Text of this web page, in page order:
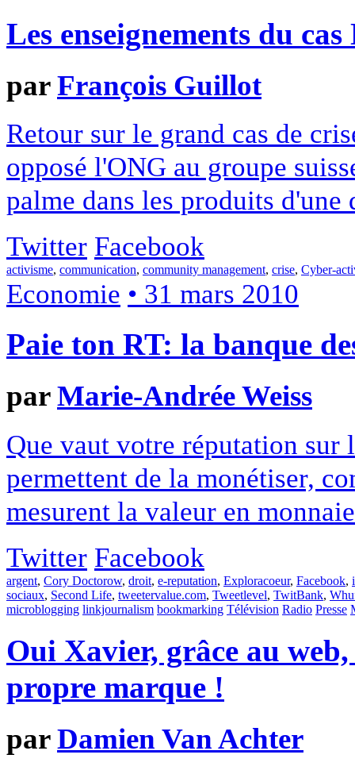
Les enseignements du
parFrançois Guillot
Retour sur le grand cas de
opposé l'ONG au groupe
palme dans les produits d'une
Twitter Facebook
activisme, communication, community management, crise, Cyber-
Economie • 31 mars 2010
Paie ton RT: la banque
parMarie-Andrée Weiss
Que vaut votre réputation sur
permettent de la monétiser,
mesurent la valeur en
Twitter Facebook
argent, Cory Doctorow, droit, e-reputation, Exploracoeur, Facebook,
sociaux, Second Life, tweetervalue.com, Tweetlevel, TwitBank,
microblogging linkjournalism bookmarking Télévision Radio Presse
Oui Xavier, grâce au
propre marque !
parDamien Van Achter